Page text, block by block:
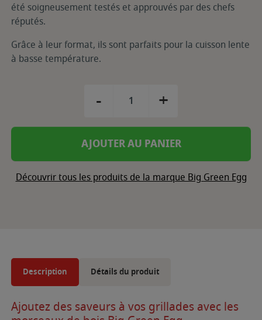
été soigneusement testés et approuvés par des chefs
réputés.
Grâce à leur format, ils sont parfaits pour la cuisson lente
à basse température.
- +
AJOUTER AU PANIER
Découvrir tous les produits de la marque Big Green Egg
Description Détails du produit
Ajoutez des saveurs à vos grillades avec les